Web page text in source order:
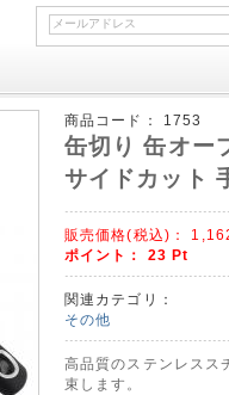
商品コード： 1753
缶切り 缶オー
サイドカット
販売価格(税込)：
ポイント： 23Pt
関連カテゴリ：
その他
高品質のステンレスス
束します。